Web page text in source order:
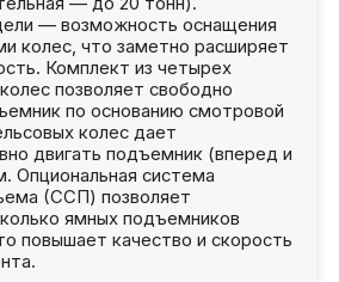
— возможность оснащения
колес, что заметно расширяет
Комплект из четырех
позволяет свободно
по основанию смотровой
колес дает
двигать подъемник (вперед и
Опциональная система
(ССП) позволяет
ямных подъемников
повышает качество и скорость